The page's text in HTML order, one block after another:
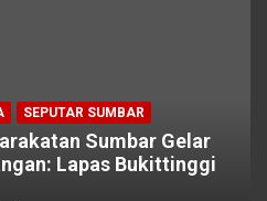
SEPUTAR SUMBAR
Sumbar Gelar
Lapas Bukittinggi